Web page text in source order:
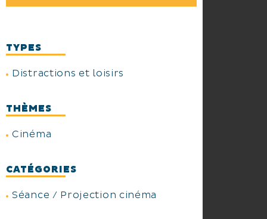
TYPES
Distractions et loisirs
THÈMES
Cinéma
CATÉGORIES
Séance / Projection cinéma